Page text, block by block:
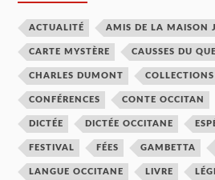
ACTUALITÉ AMIS DE LA MAISON
CARTE MYSTÈRE CAUSSES DU
CHARLES DUMONT COLLECTIONS
CONFÉRENCES CONTE OCCITAN
DICTÉE DICTÉE OCCITANE
FESTIVAL FÉES GAMBETTA
LANGUE OCCITANE LIVRE